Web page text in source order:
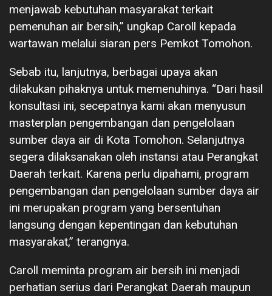
menjawab kebutuhan masyarakat terkait
pemenuhan air bersih,” ungkap Caroll kepada
wartawan melalui siaran pers Pemkot Tomohon.
Sebab itu, lanjutnya, berbagai upaya akan
dilakukan pihaknya untuk memenuhinya. “Dari hasil
konsultasi ini, secepatnya kami akan menyusun
masterplan pengembangan dan pengelolaan
sumber daya air di Kota Tomohon. Selanjutnya
segera dilaksanakan oleh instansi atau Perangkat
Daerah terkait. Karena perlu dipahami, program
pengembangan dan pengelolaan sumber daya air
ini merupakan program yang bersentuhan
langsung dengan kepentingan dan kebutuhan
masyarakat,” terangnya.
Caroll meminta program air bersih ini menjadi
perhatian serius dari Perangkat Daerah maupun